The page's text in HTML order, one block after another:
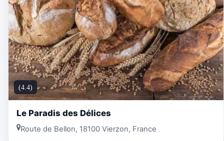
(4.4)
Le Paradis des Délices
Route de Bellon, 18100 Vierzon, France